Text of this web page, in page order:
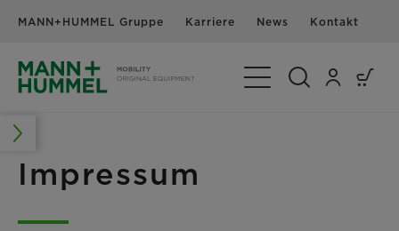
MANN+HUMMEL Gruppe Karriere News Kontakt
Navigation
Impressum